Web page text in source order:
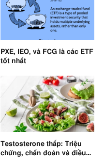
PXE, IEO, và FCG là các ETF
tốt nhất
Testosterone thấp: Triệu
chứng, chẩn đoán và điều